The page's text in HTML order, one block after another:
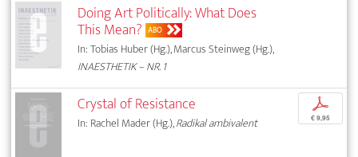
Doing Art Politically: What Does
This Mean? ABO
In: Tobias Huber (Hg.), Marcus Steinweg (Hg.),
INAESTHETIK – NR. 1
Crystal of Resistance
In: Rachel Mader (Hg.),Radikal ambivalent
p
€ 9,95